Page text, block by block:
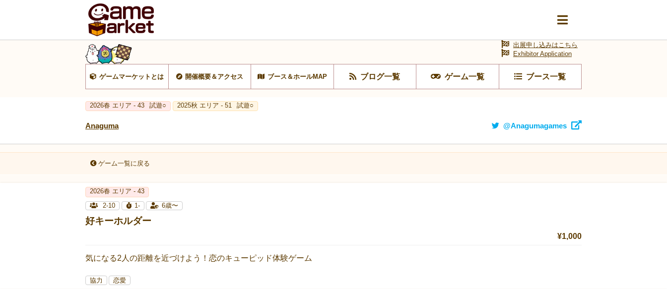
ゲームマーケットとは 開催概要＆アクセス ブース＆ホールMAP ブログ一覧 ゲーム一覧 ブース一覧
出展申し込みはこちら
Exhibitor Application
2026春 エリア - 43 試遊○ 2025秋 エリア - 51 試遊○
Anaguma @Anagumagames
ゲーム一覧に戻る
2026春 エリア - 43
2-10
1- 6歳〜
好キーホルダー
¥1,000
気になる2人の距離を近づけよう！恋のキューピッド体験ゲーム
協力 恋愛